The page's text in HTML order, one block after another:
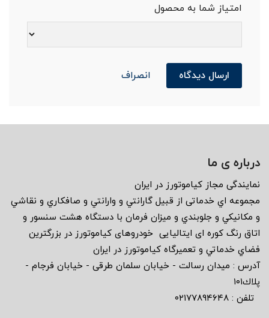
امتیاز شما به محصول
ارسال دیدگاه انصراف
درباره ی ما
نمايندگى مجاز كياموتورز در ايران
مجموعه اي خدماتى از قبيل گارانتي و وارانتي و صافكاري و نقاشي
و مكانيكي و جلوبندي و ميزان فرمان با دستگاه هشت سنسور و
اتاق رنگ كوره اى ايتاليايى خودروهاى كياموتورز در بزرگترين
فضاي خدماتي و تعميرگاه كياموتورز در ايران
آدرس : ميدان رسالت - خيابان سلمان طرقى - خيابان فرجام -
پلاك١٠١
تلفن : ٠٢١٧٧٨٩٤٦٤٨